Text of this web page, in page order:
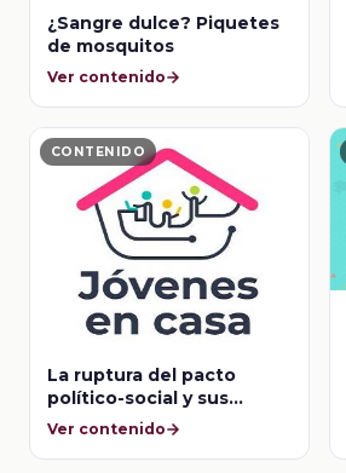
¿Sangre dulce? Piquetes
de mosquitos
Ver contenido
CONTENIDO
La ruptura del pacto
político-social y sus
consecuencias
Ver contenido